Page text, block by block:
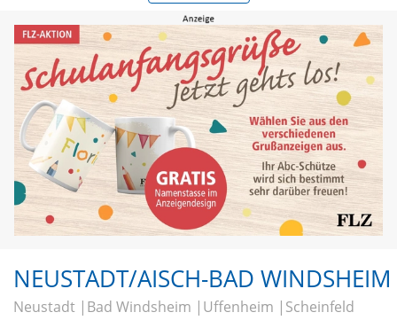
NEUSTADT/AISCH-BAD WINDSHEIM
Neustadt Bad Windsheim Uffenheim Scheinfeld